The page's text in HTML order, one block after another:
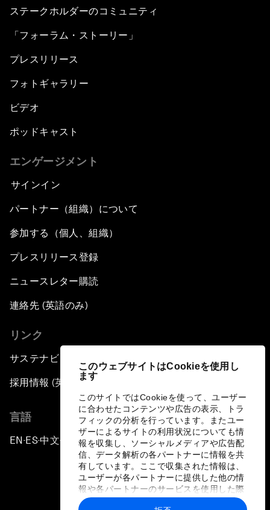
このウェブサイトはCookieを使用し
ます
このサイトではCookieを使って、ユーザー
に合わせたコンテンツや広告の表示、トラ
フィックの分析を行っています。またユー
ザーによるサイトの利用状況についても情
報を収集し、ソーシャルメディアや広告配
信、データ解析の各パートナーに情報を共
有しています。ここで収集された情報は、
ユーザーが各パートナーに提供した他の情
報や各パートナーのサービスを使用した際
に収集された情報と組み合わされ、各パー
ステークホルダーのコミュニティ
「フォーラム・ストーリー」
プレスリリース
フォトギャラリー
ビデオ
ポッドキャスト
エンゲージメント
サインイン
パートナー（組織）について
参加する（個人、組織）
プレスリリース登録
ニュースレター購読
連絡先 (英語のみ)
リンク
サステナビリティへの取り組み
採用情報 (英語のみ)
言語
EN ▪ES▪中文▪ 日本語